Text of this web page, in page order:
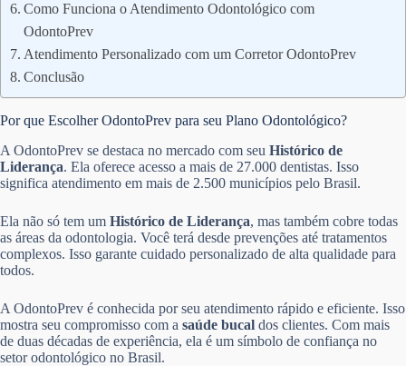
Como Funciona o Atendimento Odontológico com
OdontoPrev
Atendimento Personalizado com um Corretor OdontoPrev
Conclusão
Por que Escolher OdontoPrev para seu Plano Odontológico?
A OdontoPrev se destaca no mercado com seu Histórico de
Liderança. Ela oferece acesso a mais de 27.000 dentistas. Isso
significa atendimento em mais de 2.500 municípios pelo Brasil.
Ela não só tem um Histórico de Liderança, mas também cobre todas
as áreas da odontologia. Você terá desde prevenções até tratamentos
complexos. Isso garante cuidado personalizado de alta qualidade para
todos.
A OdontoPrev é conhecida por seu atendimento rápido e eficiente. Isso
mostra seu compromisso com a saúde bucal dos clientes. Com mais
de duas décadas de experiência, ela é um símbolo de confiança no
setor odontológico no Brasil.